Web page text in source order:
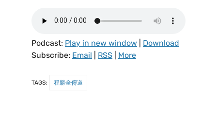
Podcast: Play in new window
Download
Subscribe: Email RSS More
TAGS: 程勝全傳道